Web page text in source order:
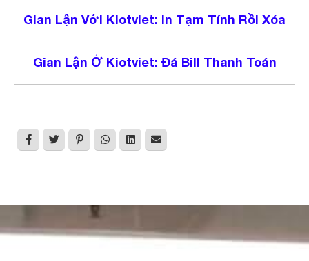
Gian Lận Với Kiotviet: In Tạm Tính Rồi Xóa
Gian Lận Ở Kiotviet: Đá Bill Thanh Toán